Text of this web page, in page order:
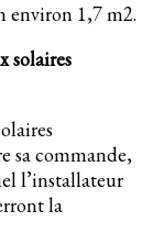
environ 1,7 m2.
solaires
sa commande,
l’installateur
la